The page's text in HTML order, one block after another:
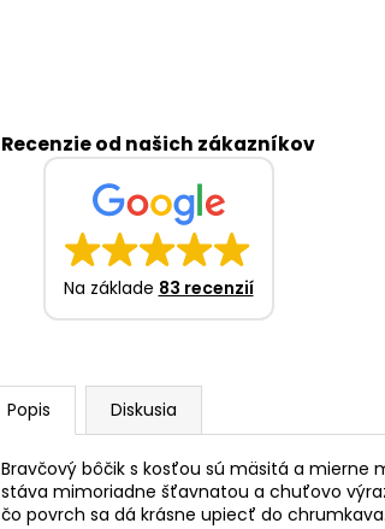
Recenzie od našich zákazníkov
Na základe 83 recenzií
Popis Diskusia
Bravčový bôčik s kosťou sú mäsitá a
stáva mimoriadne šťavnatou a chuťovo
čo povrch sa dá krásne upiecť do chrumkava.